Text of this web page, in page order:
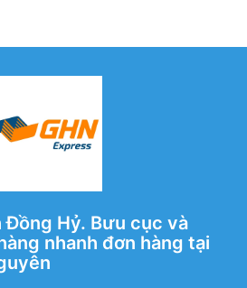
Đồng Hỷ. Bưu cục và
nhanh đơn hàng tại